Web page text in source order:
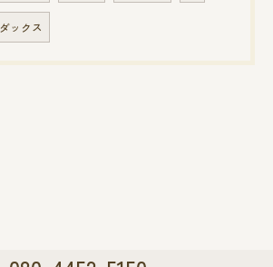
ダックス